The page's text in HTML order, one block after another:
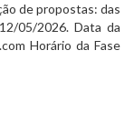
de propostas: das
05/2026. Data da
Horário da Fase